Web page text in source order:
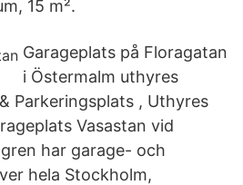
15 m².
Garageplats på Floragatan
i Östermalm uthyres
Parkeringsplats , Uthyres
Vasastan vid
har garage- och
hela Stockholm,